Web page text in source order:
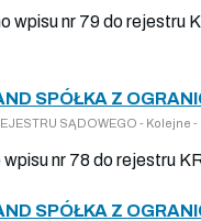
wpisu nr 79 do
SPÓŁKA Z
SĄDOWEGO -
wpisu nr 78 do rejestru
SPÓŁKA Z